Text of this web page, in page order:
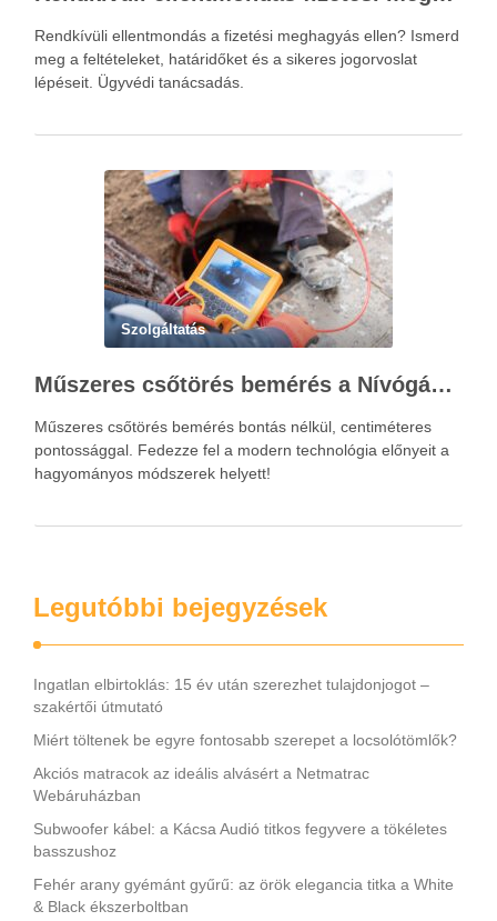
Rendkívüli ellentmondás a fizetési meghagyás ellen? Ismerd
meg a feltételeket, határidőket és a sikeres jogorvoslat
lépéseit. Ügyvédi tanácsadás.
Szolgáltatás
Műszeres csőtörés bemérés a Nívógáz Hungária Kft.-vel
Műszeres csőtörés bemérés bontás nélkül, centiméteres
pontossággal. Fedezze fel a modern technológia előnyeit a
hagyományos módszerek helyett!
Legutóbbi bejegyzések
Ingatlan elbirtoklás: 15 év után szerezhet tulajdonjogot –
szakértői útmutató
Miért töltenek be egyre fontosabb szerepet a locsolótömlők?
Akciós matracok az ideális alvásért a Netmatrac
Webáruházban
Subwoofer kábel: a Kácsa Audió titkos fegyvere a tökéletes
basszushoz
Fehér arany gyémánt gyűrű: az örök elegancia titka a White
& Black ékszerboltban